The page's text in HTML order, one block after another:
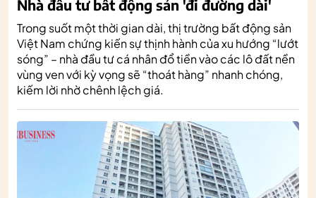
Nhà đầu tư bất động sản 'đi đường dài'
Trong suốt một thời gian dài, thị trường bất động sản
Việt Nam chứng kiến sự thịnh hành của xu hướng “lướt
sóng” – nhà đầu tư cá nhân đổ tiền vào các lô đất nền
vùng ven với kỳ vọng sẽ “thoát hàng” nhanh chóng,
kiếm lời nhờ chênh lệch giá.